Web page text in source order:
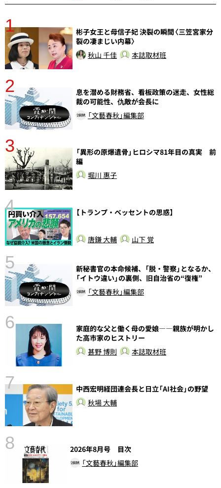
1
彬子女王と母信子妃 決裂の瞬間〈三笠宮家分
裂の凄まじい内幕〉
秋山 千佳
本誌取材班
2
息を潜める財務省、看板政策の迷走、女性総
裁の可能性、仇敵が会長に
「文藝春秋」編集部
3
「異形の原爆遺骨」ヒロシマ81年目の真実 前
編
堀川 惠子
4 【トランプ・ベッセントの思惑】
唐鎌 大輔 山下 覚
5
新秘書官の本命候補、「脱・警察」となるか、
「イトウ違い」の裏側、旧自治省の“復権”
「文藝春秋」編集部
6
家庭的な父と働く母の愛娘――親族が明かし
た高市家のヒストリー
甚野 博則
本誌取材班
7
中西宏明経団連会長と日立「AI社会」の野望
秋場 大輔
8
2026年8月号 目次
「文藝春秋」編集部